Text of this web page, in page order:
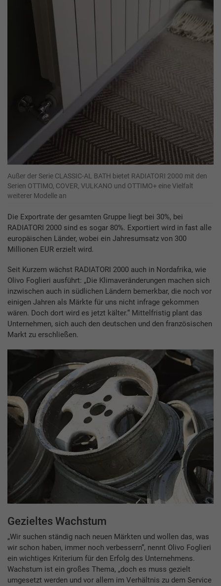
Außer der Serie CLASSIC-AL BATH bietet RADIATORI 2000 mit den
Serien OTTIMO, COVER, VULKANO und OTTIMO+ eine Vielfalt
weiterer Modelle an
Die Exportrate der gesamten Gruppe liegt bei 30%, bei
RADIATORI 2000 sind es sogar 80%. Exportiert wird in fast alle
europäischen Länder, wobei ein Jahresumsatz von 300
Millionen EUR erzielt wird.
Seit Kurzem wächst RADIATORI 2000 auch in Nordafrika, wie
Olivo Foglieri ausführt: „Die Klimaveränderungen machen sich
inzwischen auch in südlichen Ländern bemerkbar, die noch vor
einigen Jahren als Märkte für uns nicht infrage gekommen
wären. Doch dort wird es jetzt kälter.“ Mittelfristig plant das
Unternehmen, sich auch den deutschen und den französischen
Markt zu erschließen.
Gezieltes Wachstum
„Wir suchen ständig nach neuen Märkten und wollen das, was
wir schon haben, immer noch verbessern“, nennt Olivo Foglieri
ein wichtiges Kriterium für den Erfolg des Unternehmens.
Wachstum ist ein großes Thema, „doch es muss gezielt
umgesetzt werden und vor allem im Verhältnis zu dem Service